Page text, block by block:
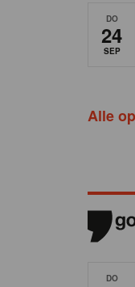
DO
24
SEP
Alle
DO